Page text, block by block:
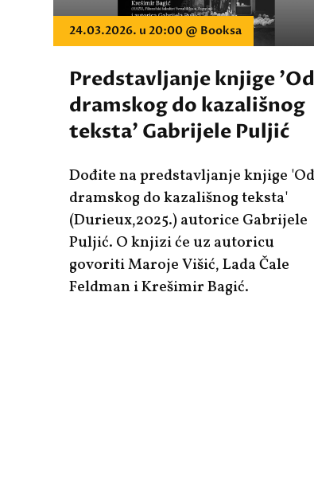
24.03.2026. u 20:00 @ Booksa
Predstavljanje knjige 'Od
dramskog do kazališnog
teksta' Gabrijele Puljić
Dođite na predstavljanje knjige 'Od
dramskog do kazališnog teksta'
(Durieux,2025.) autorice Gabrijele
Puljić. O knjizi će uz autoricu
govoriti Maroje Višić, Lada Čale
Feldman i Krešimir Bagić.